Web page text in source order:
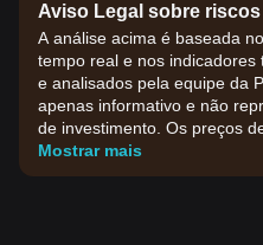
Aviso Legal sobre riscos
A análise acima é baseada
tempo real e nos
e analisados pela equipe da
apenas informativo e não
de investimento. Os preços
voláteis. Tome suas
sua própria tolerância ao
Mostrar mais